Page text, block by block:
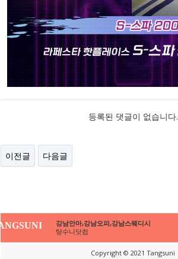
등록된 댓글이 없습니다.
이전글 다음글
강남안마,강남오피,강남스웨디시
탕수니닷컴
Copyright © 2021 Tangsuni